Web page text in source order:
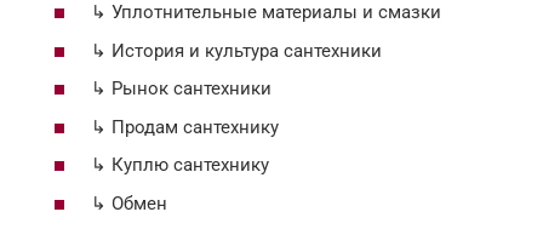
↳ Уплотнительные материалы и смазки
↳ История и культура сантехники
↳ Рынок сантехники
↳ Продам сантехнику
↳ Куплю сантехнику
↳ Обмен